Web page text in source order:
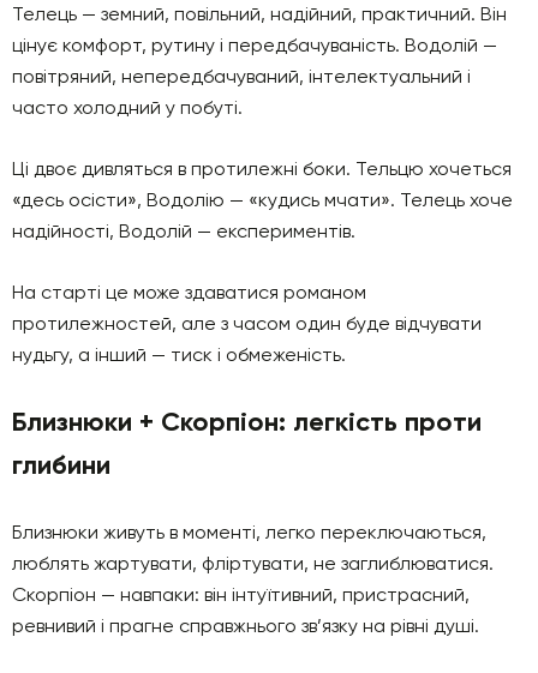
Телець — земний, повільний, надійний, практичний. Він
цінує комфорт, рутину і передбачуваність. Водолій —
повітряний, непередбачуваний, інтелектуальний і
часто холодний у побуті.
Ці двоє дивляться в протилежні боки. Тельцю хочеться
«десь осісти», Водолію — «кудись мчати». Телець хоче
надійності, Водолій — експериментів.
На старті це може здаватися романом
протилежностей, але з часом один буде відчувати
нудьгу, а інший — тиск і обмеженість.
Близнюки + Скорпіон: легкість проти
глибини
Близнюки живуть в моменті, легко переключаються,
люблять жартувати, фліртувати, не заглиблюватися.
Скорпіон — навпаки: він інтуїтивний, пристрасний,
ревнивий і прагне справжнього зв’язку на рівні душі.